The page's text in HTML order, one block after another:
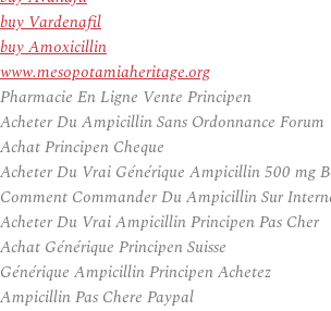
buy Vardenafil
buy Amoxicillin
www.mesopotamiaheritage.org
Pharmacie En Ligne Vente Principen
Acheter Du Ampicillin Sans Ordonnance Forum
Achat Principen Cheque
Acheter Du Vrai Générique Ampicillin 500 mg
Comment Commander Du Ampicillin Sur
Acheter Du Vrai Ampicillin Principen Pas Cher
Achat Générique Principen Suisse
Générique Ampicillin Principen Achetez
Ampicillin Pas Chere Paypal